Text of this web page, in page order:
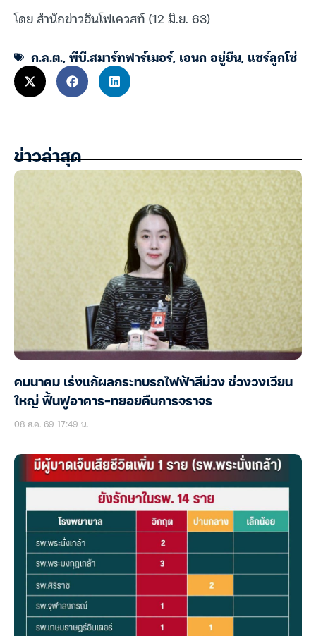
โดย สำนักข่าวอินโฟเควสท์ (12 มิ.ย. 63)
ก.ล.ต.,พีบี.สมาร์ทฟาร์เมอร์, เอนก อยู่ยืน, แชร์ลูกโซ่
ข่าวล่าสุด
คมนาคม เร่งแก้ผลกระทบรถไฟฟ้าสีม่วง ช่วงวงเวียน
ใหญ่ ฟื้นฟูอาคาร-ทยอยคืนการจราจร
08 ส.ค. 69 17:49 น.